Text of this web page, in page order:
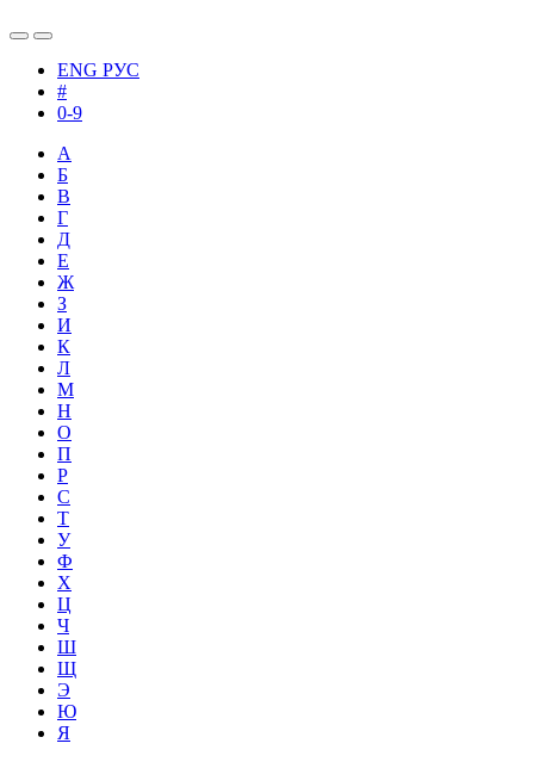
ENG РУС
#
0-9
А
Б
В
Г
Д
Е
Ж
З
И
К
Л
М
Н
О
П
Р
С
Т
У
Ф
Х
Ц
Ч
Ш
Щ
Э
Ю
Я